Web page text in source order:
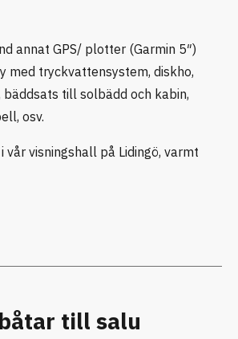
annat GPS/ plotter (Garmin 5″)
med tryckvattensystem, diskho,
till solbädd och kabin,
osv.
vår visningshall på Lidingö, varmt
till salu